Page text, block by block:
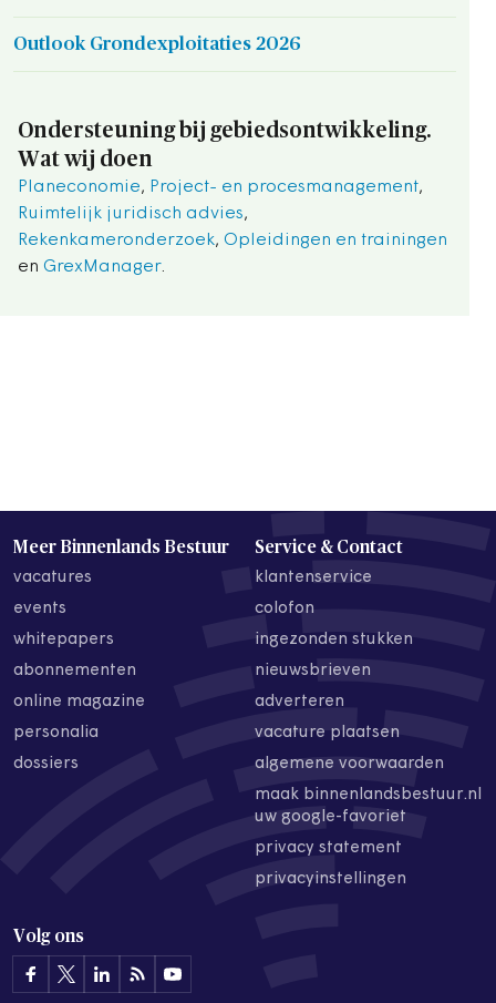
Outlook Grondexploitaties 2026
Ondersteuning bij gebiedsontwikkeling.
Wat wij doen
Planeconomie, Project- en procesmanagement,
Ruimtelijk juridisch advies,
Rekenkameronderzoek, Opleidingen en trainingen
en GrexManager.
Meer Binnenlands Bestuur
vacatures
events
whitepapers
abonnementen
online magazine
personalia
dossiers
Service & Contact
klantenservice
colofon
ingezonden stukken
nieuwsbrieven
adverteren
vacature plaatsen
algemene voorwaarden
maak binnenlandsbestuur.nl
uw google-favoriet
privacy statement
privacyinstellingen
Volg ons